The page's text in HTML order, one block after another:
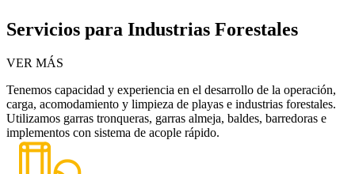
Servicios para Industrias Forestales
VER MÁS
Tenemos capacidad y experiencia en el desarrollo de la operación,
carga, acomodamiento y limpieza de playas e industrias forestales.
Utilizamos garras tronqueras, garras almeja, baldes, barredoras e
implementos con sistema de acople rápido.